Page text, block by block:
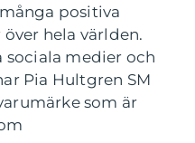
positiva
hela världen.
sociala medier och
Pia Hultgren SM
som är